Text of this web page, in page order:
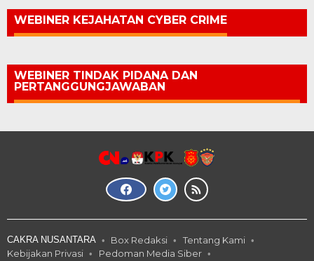
WEBINER KEJAHATAN CYBER CRIME
WEBINER TINDAK PIDANA DAN
PERTANGGUNGJAWABAN
CAKRA NUSANTARA Box Redaksi
Tentang Kami
Kebijakan Privasi
Pedoman Media Siber